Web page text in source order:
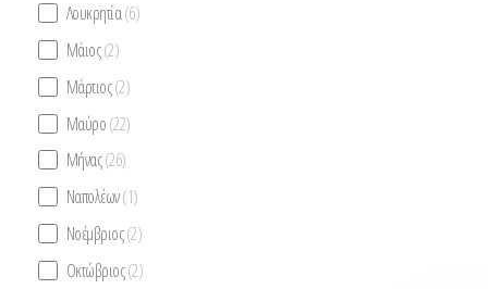
Λουκρητία(6)
Μάιος(2)
Μάρτιος(2)
Μαύρο(22)
Μήνας(26)
Ναπολέων(1)
Νοέμβριος(2)
Οκτώβριος(2)